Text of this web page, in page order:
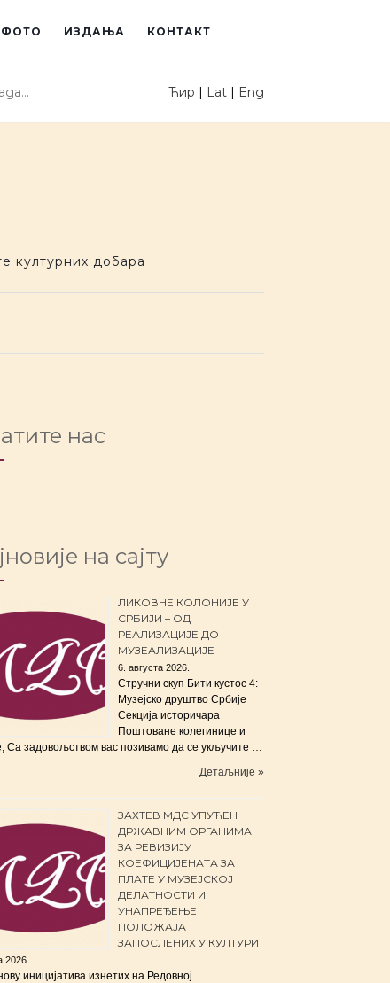
ФОТО ИЗДАЊА КОНТАКТ
sajta PRETRAGA
Ћир | Lat | Eng
културних добара
нас
на сајту
ЛИКОВНЕ КОЛОНИЈЕ У
СРБИЈИ – ОД
РЕАЛИЗАЦИЈЕ ДО
МУЗЕАЛИЗАЦИЈЕ
6. августа 2026.
Стручни скуп Бити кустос 4:
Музејско друштво Србије
Секција историчара
Поштоване колегинице и
Са задовољством вас позивамо да се укључите …
Детаљније »
ЗАХТЕВ МДС УПУЋЕН
ДРЖАВНИМ ОРГАНИМА
ЗА РЕВИЗИЈУ
КОЕФИЦИЈЕНАТА ЗА
ПЛАТЕ У МУЗЕЈСКОЈ
ДЕЛАТНОСТИ И
УНАПРЕЂЕЊЕ
ПОЛОЖАЈА
ЗАПОСЛЕНИХ У КУЛТУРИ
2026.
иницијатива изнетих на Редовној